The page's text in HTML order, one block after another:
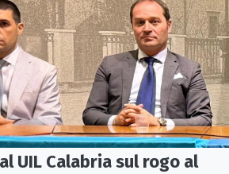
UIL Calabria sul rogo al